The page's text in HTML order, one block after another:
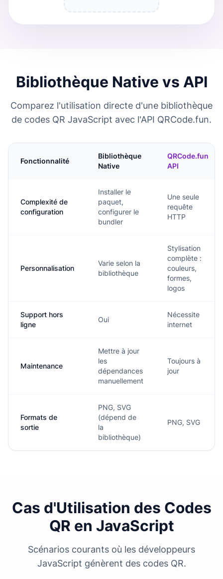
Bibliothèque Native vs API
Comparez l'utilisation directe d'une bibliothèque
de codes QR JavaScript avec l'API QRCode.fun.
Fonctionnalité
Bibliothèque
Native
QRCode.fun
API
Complexité de
configuration
Installer le
paquet,
configurer le
bundler
Une seule
requête
HTTP
Personnalisation
Varie selon la
bibliothèque
Stylisation
complète :
couleurs,
formes,
logos
Support hors
ligne
Oui
Nécessite
internet
Maintenance
Mettre à jour
les
dépendances
manuellement
Toujours à
jour
Formats de
sortie
PNG, SVG
(dépend de
la
bibliothèque)
PNG, SVG
Cas d'Utilisation des Codes
QR en JavaScript
Scénarios courants où les développeurs
JavaScript génèrent des codes QR.